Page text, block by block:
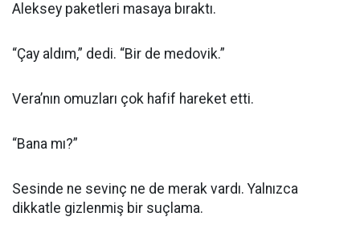
Aleksey paketleri masaya bıraktı.
“Çay aldım,” dedi. “Bir de medovik.”
Vera’nın omuzları çok hafif hareket etti.
“Bana mı?”
Sesinde ne sevinç ne de merak vardı. Yalnızca
dikkatle gizlenmiş bir suçlama.